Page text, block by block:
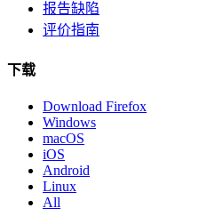
报告缺陷
评价指南
下载
Download Firefox
Windows
macOS
iOS
Android
Linux
All